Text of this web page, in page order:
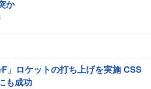
か
」ロケットの打ち上げを実施 CSS
も成功